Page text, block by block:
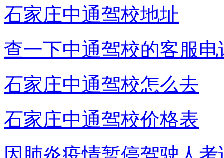
石家庄中通驾校地址
查一下中通驾校的客服电
石家庄中通驾校怎么去
石家庄中通驾校价格表